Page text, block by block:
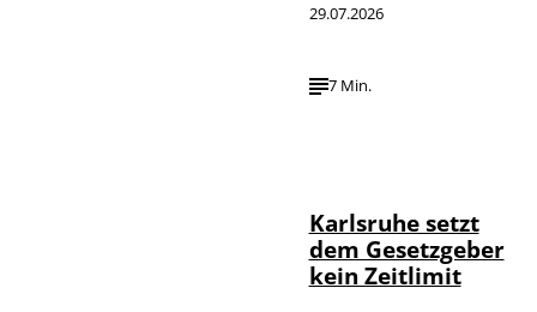
29.07.2026
7 Min.
Karlsruhe setzt
dem Gesetzgeber
kein Zeitlimit